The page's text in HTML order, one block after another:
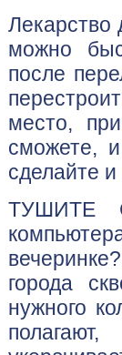
можно
после
место,
сможете,
сделайте
ТУШИТЕ
города
нужного